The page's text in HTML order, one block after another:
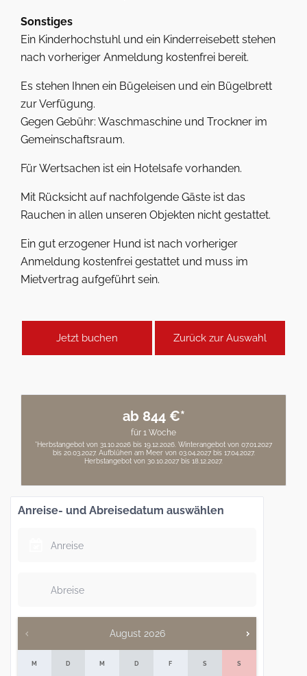
Sonstiges
Ein Kinderhochstuhl und ein Kinderreisebett stehen
nach vorheriger Anmeldung kostenfrei bereit.
Es stehen Ihnen ein Bügeleisen und ein Bügelbrett
zur Verfügung.
Gegen Gebühr: Waschmaschine und Trockner im
Gemeinschaftsraum.
Für Wertsachen ist ein Hotelsafe vorhanden.
Mit Rücksicht auf nachfolgende Gäste ist das
Rauchen in allen unseren Objekten nicht gestattet.
Ein gut erzogener Hund ist nach vorheriger
Anmeldung kostenfrei gestattet und muss im
Mietvertrag aufgeführt sein.
Jetzt buchen Zurück zur Auswahl
ab 844 €*
für 1 Woche
*Herbstangebot von 31.10.2026 bis 19.12.2026. Winterangebot von 07.01.2027
bis 20.03.2027. Aufblühen am Meer von 03.04.2027 bis 17.04.2027.
Herbstangebot von 30.10.2027 bis 18.12.2027.
Anreise- und Abreisedatum auswählen
August 2026
M D M D F S S